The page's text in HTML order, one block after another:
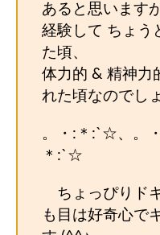
あると思います
経験して ちょう
た頃、
体力的 & 精神力
れた頃なのでし
。・:＊:`☆、
＊:`☆
ちょっぴりド
も目は好奇心で